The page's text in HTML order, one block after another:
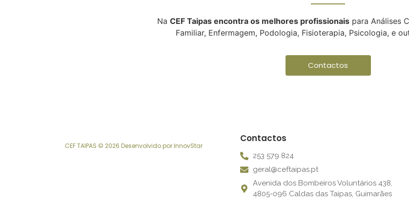
Na CEF Taipas encontra os melhores profissionais para Análises
Familiar, Enfermagem, Podologia, Fisioterapia, Psicologia, e
Contactos
CEF TAIPAS © 2026 Desenvolvido porInnovStar
Contactos
253 579 824
geral@ceftaipas.pt
Avenida dos Bombeiros Voluntários 438,
4805-096 Caldas das Taipas, Guimarães